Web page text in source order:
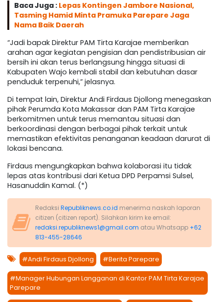
Baca Juga : Lepas Kontingen Jambore Nasional,
Tasming Hamid Minta Pramuka Parepare Jaga
Nama Baik Daerah
“Jadi bapak Direktur PAM Tirta Karajae memberikan
arahan agar kegiatan pengisian dan pendistribusian air
bersih ini akan terus berlangsung hingga situasi di
Kabupaten Wajo kembali stabil dan kebutuhan dasar
penduduk terpenuhi,” jelasnya.
Di tempat lain, Direktur Andi Firdaus Djollong menegaskan
pihak Perumda Kota Makassar dan PAM Tirta Karajae
berkomitmen untuk terus memantau situasi dan
berkoordinasi dengan berbagai pihak terkait untuk
memastikan efektivitas penanganan keadaan darurat di
lokasi bencana.
Firdaus mengungkapkan bahwa kolaborasi itu tidak
lepas atas kontribusi dari Ketua DPD Perpamsi Sulsel,
Hasanuddin Kamal. (*)
Redaksi Republiknews.co.id menerima naskah laporan
citizen (citizen report). Silahkan kirim ke email:
redaksi.republiknews1@gmail.com atau Whatsapp +62
813-455-28646
#Andi Firdaus Djollong #Berita Parepare
#Manager Hubungan Langganan di Kantor PAM Tirta Karajae
Parepare